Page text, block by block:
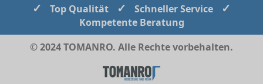
✓ Top Qualität ✓ Schneller Service ✓
Kompetente Beratung
© 2024 TOMANRO. Alle Rechte vorbehalten.